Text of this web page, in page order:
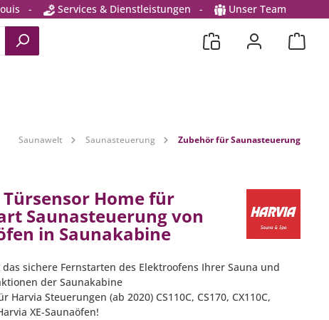
- Services & Dienstleistungen - Unser Team
Saunawelt Saunasteuerung Zubehör für Saunasteuerung
Home für
Saunasteuerung von
in Saunakabine
sichere Fernstarten des Elektroofens Ihrer Sauna und
der Saunakabine
Harvia Steuerungen (ab 2020) CS110C, CS170, CX110C,
XE-Saunaöfen!